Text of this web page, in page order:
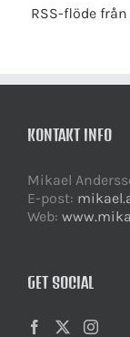
RSS-flöde
KONTAKT INFO
Mikael
E-post:
Web:
GET SOCIAL